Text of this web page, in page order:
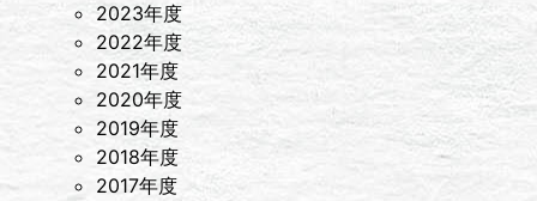
2023年度
2022年度
2021年度
2020年度
2019年度
2018年度
2017年度